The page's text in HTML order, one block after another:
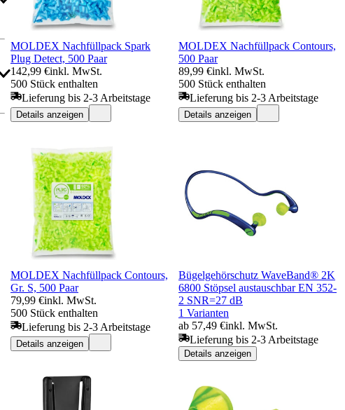
MOLDEX Nachfüllpack Spark
Plug Detect, 500 Paar
142,99 €inkl. MwSt.
500 Stück enthalten
Lieferung bis 2-3 Arbeitstage
Details anzeigen
MOLDEX Nachfüllpack Contours,
500 Paar
89,99 €inkl. MwSt.
500 Stück enthalten
Lieferung bis 2-3 Arbeitstage
Details anzeigen
MOLDEX Nachfüllpack Contours,
Gr. S, 500 Paar
79,99 €inkl. MwSt.
500 Stück enthalten
Lieferung bis 2-3 Arbeitstage
Details anzeigen
Bügelgehörschutz WaveBand® 2K
6800 Stöpsel austauschbar EN 352-
2 SNR=27 dB
1 Varianten
ab 57,49 €inkl. MwSt.
Lieferung bis 2-3 Arbeitstage
Details anzeigen